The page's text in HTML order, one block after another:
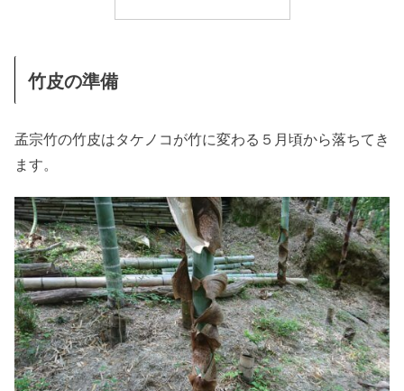
竹皮の準備
孟宗竹の竹皮はタケノコが竹に変わる５月頃から落ちてき
ます。